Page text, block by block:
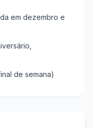
em dezembro e
de semana)